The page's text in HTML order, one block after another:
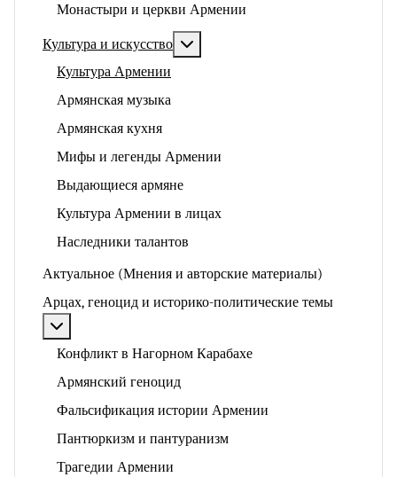
Монастыри и церкви Армении
Культура и искусство
Культура Армении
Армянская музыка
Армянская кухня
Мифы и легенды Армении
Выдающиеся армяне
Культура Армении в лицах
Наследники талантов
Актуальное (Мнения и авторские материалы)
Арцах, геноцид и историко-политические темы
Конфликт в Нагорном Карабахе
Армянский геноцид
Фальсификация истории Армении
Пантюркизм и пантуранизм
Трагедии Армении